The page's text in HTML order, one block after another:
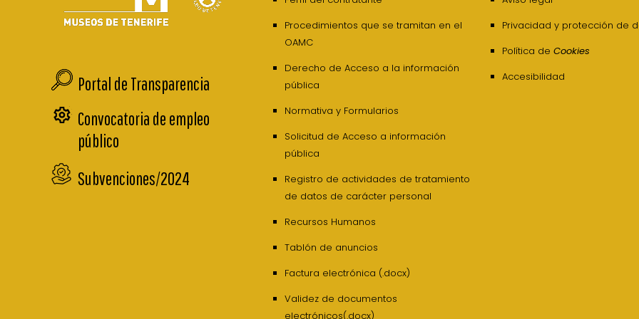
Portal de Transparencia
Convocatoria de empleo
público
Subvenciones/2024
Procedimientos que se tramitan en el
OAMC
Derecho de Acceso a la información
pública
Normativa y Formularios
Solicitud de Acceso a información
pública
Registro de actividades de tratamiento
de datos de carácter personal
Recursos Humanos
Tablón de anuncios
Factura electrónica (.docx)
Validez de documentos
electrónicos(.docx)
Privacidad y protección de
Política de Cookies
Accesibilidad